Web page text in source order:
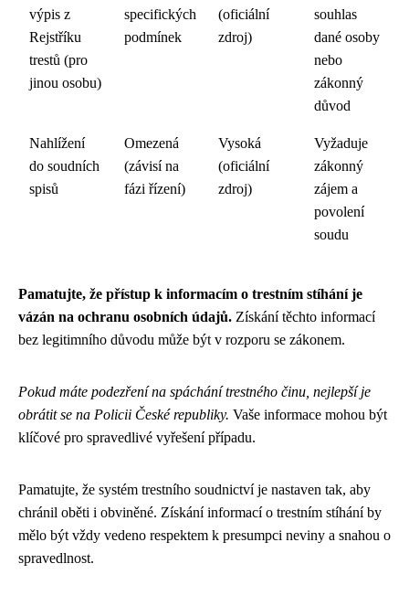
výpis z
Rejstříku
trestů (pro
jinou osobu)
specifických
podmínek
(oficiální
zdroj)
souhlas
dané osoby
nebo
zákonný
důvod
Nahlížení
do soudních
spisů
Omezená
(závisí na
fázi řízení)
Vysoká
(oficiální
zdroj)
Vyžaduje
zákonný
zájem a
povolení
soudu
Pamatujte, že přístup k informacím o trestním stíhání je
vázán na ochranu osobních údajů. Získání těchto informací
bez legitimního důvodu může být v rozporu se zákonem.
Pokud máte podezření na spáchání trestného činu, nejlepší je
obrátit se na Policii České republiky. Vaše informace mohou být
klíčové pro spravedlivé vyřešení případu.
Pamatujte, že systém trestního soudnictví je nastaven tak, aby
chránil oběti i obviněné. Získání informací o trestním stíhání by
mělo být vždy vedeno respektem k presumpci neviny a snahou o
spravedlnost.